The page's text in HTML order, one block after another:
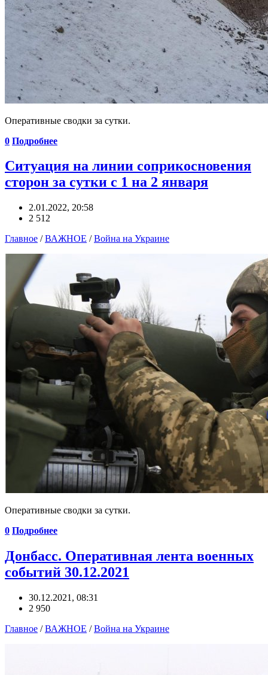
Оперативные сводки за сутки.
0 Подробнее
Ситуация на линии соприкосновения
сторон за сутки с 1 на 2 января
2.01.2022, 20:58
2 512
Главное /ВАЖНОЕ /Война на Украине
Оперативные сводки за сутки.
0 Подробнее
Донбасс. Оперативная лента военных
событий 30.12.2021
30.12.2021, 08:31
2 950
Главное /ВАЖНОЕ /Война на Украине